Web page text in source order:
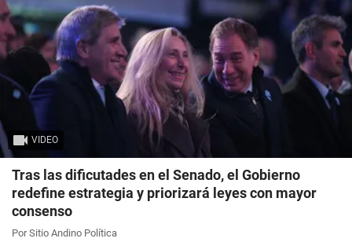
VIDEO
Tras las dificutades en el Senado, el Gobierno
redefine estrategia y priorizará leyes con mayor
consenso
Por Sitio Andino Política